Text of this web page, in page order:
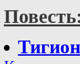
Тигион